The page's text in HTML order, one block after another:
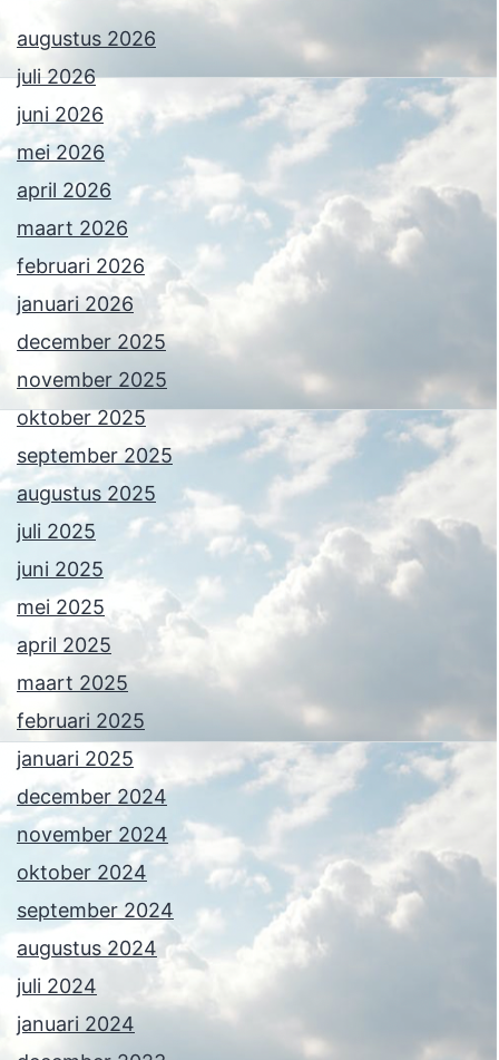
augustus 2026
juli 2026
juni 2026
mei 2026
april 2026
maart 2026
februari 2026
januari 2026
december 2025
november 2025
oktober 2025
september 2025
augustus 2025
juli 2025
juni 2025
mei 2025
april 2025
maart 2025
februari 2025
januari 2025
december 2024
november 2024
oktober 2024
september 2024
augustus 2024
juli 2024
januari 2024